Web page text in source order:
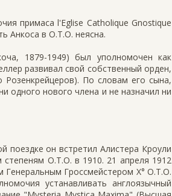
примаса l'Eglise Catholique Gnostique
Анкоса в O.T.O. неясна.
1879-1949) был уполномочен как
развивал свой собственный орден,
Розенкрейцеров). По словам его сына,
одного нового члена и не назначил ни
поездке он встретил Алистера Кроули
O.T.O. в 1910. 21 апреля 1912
Гроссмейстером X° O.T.O.
устанавливать англоязычный